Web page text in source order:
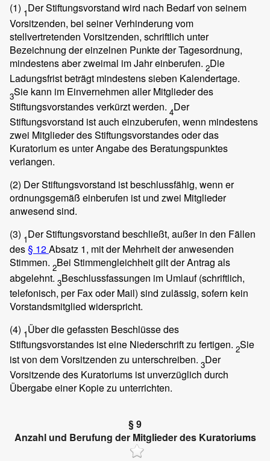
(1) 1Der Stiftungsvorstand wird nach Bedarf von seinem
Vorsitzenden, bei seiner Verhinderung vom
stellvertretenden Vorsitzenden, schriftlich unter
Bezeichnung der einzelnen Punkte der Tagesordnung,
mindestens aber zweimal im Jahr einberufen. 2Die
Ladungsfrist beträgt mindestens sieben Kalendertage.
3Sie kann im Einvernehmen aller Mitglieder des
Stiftungsvorstandes verkürzt werden. 4Der
Stiftungsvorstand ist auch einzuberufen, wenn mindestens
zwei Mitglieder des Stiftungsvorstandes oder das
Kuratorium es unter Angabe des Beratungspunktes
verlangen.
(2) Der Stiftungsvorstand ist beschlussfähig, wenn er
ordnungsgemäß einberufen ist und zwei Mitglieder
anwesend sind.
(3) 1Der Stiftungsvorstand beschließt, außer in den Fällen
des§ 12Absatz 1, mit der Mehrheit der anwesenden
Stimmen. 2Bei Stimmengleichheit gilt der Antrag als
abgelehnt. 3Beschlussfassungen im Umlauf (schriftlich,
telefonisch, per Fax oder Mail) sind zulässig, sofern kein
Vorstandsmitglied widerspricht.
(4) 1Über die gefassten Beschlüsse des
Stiftungsvorstandes ist eine Niederschrift zu fertigen. 2Sie
ist von dem Vorsitzenden zu unterschreiben. 3Der
Vorsitzende des Kuratoriums ist unverzüglich durch
Übergabe einer Kopie zu unterrichten.
§ 9
Anzahl und Berufung der Mitglieder des Kuratoriums